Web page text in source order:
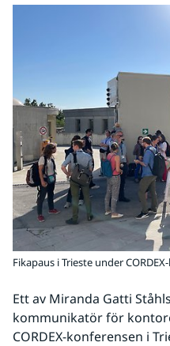
Fikapaus i Trieste under
Ett av Miranda Gatti
kommunikatör för
CORDEX-konferensen i